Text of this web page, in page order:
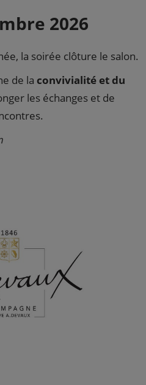
2026
la soirée clôture le salon.
de la convivialité et du
les échanges et de